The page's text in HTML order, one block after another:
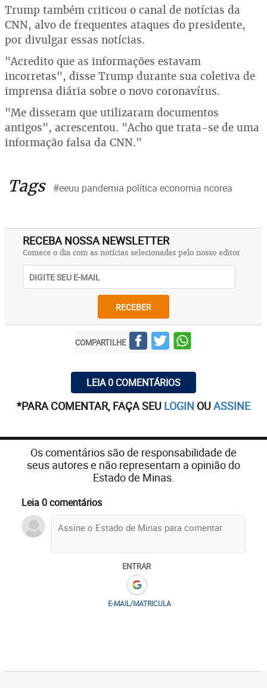
Trump também criticou o canal de notícias da
CNN, alvo de frequentes ataques do presidente,
por divulgar essas notícias.
"Acredito que as informações estavam
incorretas", disse Trump durante sua coletiva de
imprensa diária sobre o novo coronavírus.
"Me disseram que utilizaram documentos
antigos", acrescentou. "Acho que trata-se de uma
informação falsa da CNN."
Tags #eeuu pandemia política economia ncorea
RECEBA NOSSA NEWSLETTER
Comece o dia com as notícias selecionadas pelo nosso editor
RECEBER
COMPARTILHE
LEIA 0 COMENTÁRIOS
*PARA COMENTAR, FAÇA SEU LOGIN OUASSINE
Os comentários são de responsabilidade de
seus autores e não representam a opinião do
Estado de Minas.
Leia 0 comentários
ENTRAR
E-MAIL/MATRICULA